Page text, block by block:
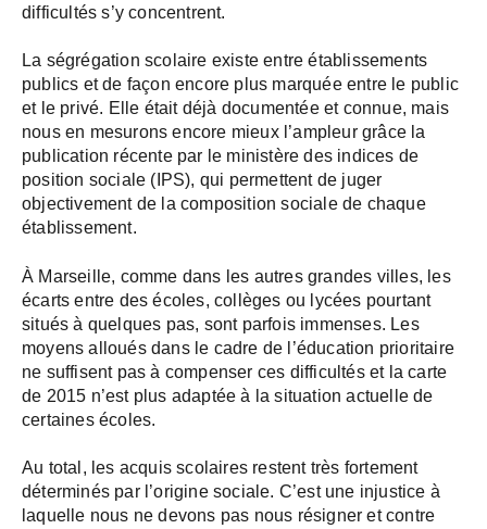
difficultés s’y concentrent.
La ségrégation scolaire existe entre établissements
publics et de façon encore plus marquée entre le public
et le privé. Elle était déjà documentée et connue, mais
nous en mesurons encore mieux l’ampleur grâce la
publication récente par le ministère des indices de
position sociale (IPS), qui permettent de juger
objectivement de la composition sociale de chaque
établissement.
À Marseille, comme dans les autres grandes villes, les
écarts entre des écoles, collèges ou lycées pourtant
situés à quelques pas, sont parfois immenses. Les
moyens alloués dans le cadre de l’éducation prioritaire
ne suffisent pas à compenser ces difficultés et la carte
de 2015 n’est plus adaptée à la situation actuelle de
certaines écoles.
Au total, les acquis scolaires restent très fortement
déterminés par l’origine sociale. C’est une injustice à
laquelle nous ne devons pas nous résigner et contre